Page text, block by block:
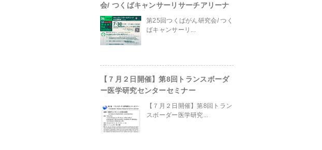
/home/ganpro/kanto-
会/ つくばキャンサーリサーチアリーナ
第25回つくばがん研究会/ つく
ばキャンサーリ...
【７月２日開催】第8回トランスボーダ
ー医学研究センターセミナー
【７月２日開催】第8回トラン
スボーダー医学研究...